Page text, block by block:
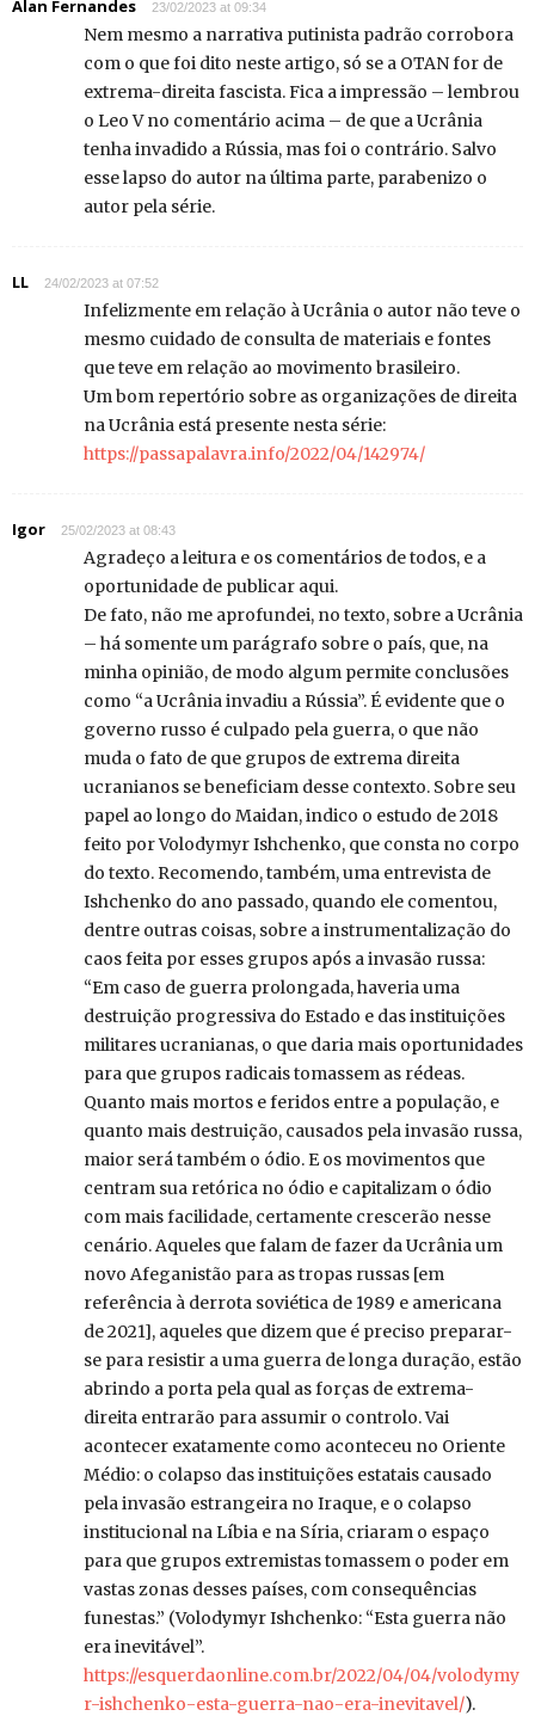
Alan Fernandes 23/02/2023 at 09:34
Nem mesmo a narrativa putinista padrão corrobora
com o que foi dito neste artigo, só se a OTAN for de
extrema-direita fascista. Fica a impressão – lembrou
o Leo V no comentário acima – de que a Ucrânia
tenha invadido a Rússia, mas foi o contrário. Salvo
esse lapso do autor na última parte, parabenizo o
autor pela série.
LL 24/02/2023 at 07:52
Infelizmente em relação à Ucrânia o autor não teve o
mesmo cuidado de consulta de materiais e fontes
que teve em relação ao movimento brasileiro.
Um bom repertório sobre as organizações de direita
na Ucrânia está presente nesta série:
https://passapalavra.info/2022/04/142974/
Igor 25/02/2023 at 08:43
Agradeço a leitura e os comentários de todos, e a
oportunidade de publicar aqui.
De fato, não me aprofundei, no texto, sobre a Ucrânia
– há somente um parágrafo sobre o país, que, na
minha opinião, de modo algum permite conclusões
como “a Ucrânia invadiu a Rússia”. É evidente que o
governo russo é culpado pela guerra, o que não
muda o fato de que grupos de extrema direita
ucranianos se beneficiam desse contexto. Sobre seu
papel ao longo do Maidan, indico o estudo de 2018
feito por Volodymyr Ishchenko, que consta no corpo
do texto. Recomendo, também, uma entrevista de
Ishchenko do ano passado, quando ele comentou,
dentre outras coisas, sobre a instrumentalização do
caos feita por esses grupos após a invasão russa:
“Em caso de guerra prolongada, haveria uma
destruição progressiva do Estado e das instituições
militares ucranianas, o que daria mais oportunidades
para que grupos radicais tomassem as rédeas.
Quanto mais mortos e feridos entre a população, e
quanto mais destruição, causados pela invasão russa,
maior será também o ódio. E os movimentos que
centram sua retórica no ódio e capitalizam o ódio
com mais facilidade, certamente crescerão nesse
cenário. Aqueles que falam de fazer da Ucrânia um
novo Afeganistão para as tropas russas [em
referência à derrota soviética de 1989 e americana
de 2021], aqueles que dizem que é preciso preparar-
se para resistir a uma guerra de longa duração, estão
abrindo a porta pela qual as forças de extrema-
direita entrarão para assumir o controlo. Vai
acontecer exatamente como aconteceu no Oriente
Médio: o colapso das instituições estatais causado
pela invasão estrangeira no Iraque, e o colapso
institucional na Líbia e na Síria, criaram o espaço
para que grupos extremistas tomassem o poder em
vastas zonas desses países, com consequências
funestas.” (Volodymyr Ishchenko: “Esta guerra não
era inevitável”.
https://esquerdaonline.com.br/2022/04/04/volodymy
r-ishchenko-esta-guerra-nao-era-inevitavel/).